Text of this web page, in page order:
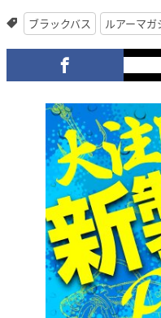
ブラックバス ルアーマガ